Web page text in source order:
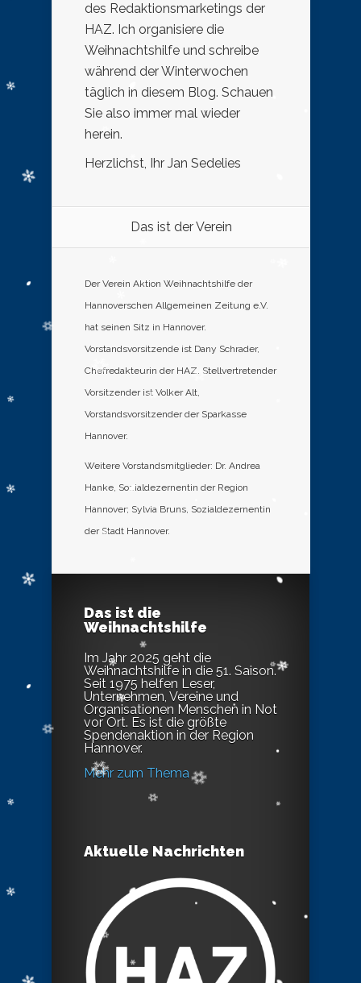
des Redaktionsmarketings der
HAZ. Ich organisiere die
Weihnachtshilfe und schreibe
während der Winterwochen
täglich in diesem Blog. Schauen
Sie also immer mal wieder
herein.
Herzlichst, Ihr Jan Sedelies
Das ist der Verein
Der Verein Aktion Weihnachtshilfe der
Hannoverschen Allgemeinen Zeitung e.V.
hat seinen Sitz in Hannover.
Vorstandsvorsitzende ist Dany Schrader,
Chefredakteurin der HAZ. Stellvertretender
Vorsitzender ist Volker Alt,
Vorstandsvorsitzender der Sparkasse
Hannover.
Weitere Vorstandsmitglieder: Dr. Andrea
Hanke, Sozialdezernentin der Region
Hannover; Sylvia Bruns, Sozialdezernentin
der Stadt Hannover.
Das ist die
Weihnachtshilfe
Im Jahr 2025 geht die
Weihnachtshilfe in die 51. Saison.
Seit 1975 helfen Leser,
Unternehmen, Vereine und
Organisationen Menschen in Not
vor Ort. Es ist die größte
Spendenaktion in der Region
Hannover.
Mehr zum Thema
Aktuelle Nachrichten